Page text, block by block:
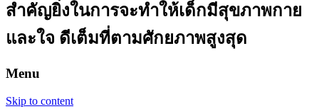
สำคัญยิ่งในการจะทำให้เด็กมีสุขภาพกาย
และใจ ดีเต็มที่ตามศักยภาพสูงสุด
Menu
Skip to content